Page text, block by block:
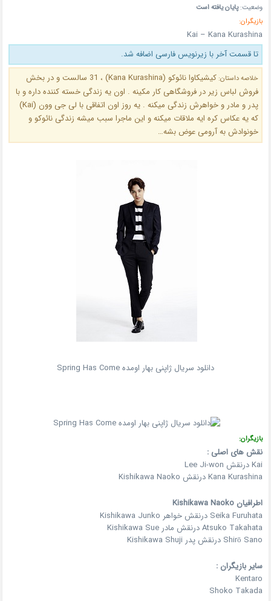
وضعیت:پایان یافته است
بازیگران:
Kai – Kana Kurashina
تا قسمت آخر با زیرنویس فارسی اضافه شد.
خلاصه داستان:
کیشیکاوا نائوکو (Kana Kurashina) ، 31 سالست و در بخش
فروش لباس زیر در فروشگاهی کار مکینه . اون یه زندگی خسته کننده داره و با
پدر و مادر و خواهرش زندگی میکنه . یه روز اون اتفاقی با لی جی وون (Kai)
که یه عکاس کره ایه ملاقات میکنه و این ماجرا سبب میشه زندگی نائوکو و
خونوادش به آرومی عوض بشه…
دانلود سریال ژاپنی بهار اومده Spring Has Come
بازیگران:
نقش های اصلی :
Kai درنقش Lee Ji-won
Kana Kurashina درنقش Kishikawa Naoko
اطرافیان Kishikawa Naoko
Seika Furuhata درنقش خواهر Kishikawa Junko
Atsuko Takahata درنقش مادر Kishikawa Sue
Shirō Sano درنقش پدر Kishikawa Shuji
سایر بازیگران :
Kentaro
Shoko Takada